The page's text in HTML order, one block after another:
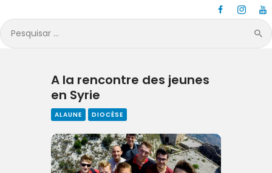
Pesquisar
por:
Boutique en ligne
Nous aider
A la rencontre des jeunes
en Syrie
ALAUNE DIOCÈSE